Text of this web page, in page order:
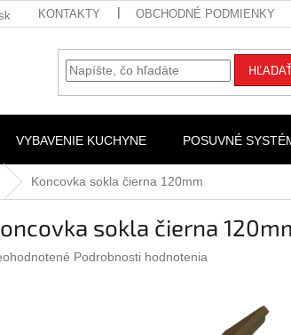
KONTAKTY OBCHODNÉ PODMIENKY
VYBAVENIE KUCHYNE POSUVNÉ
Koncovka sokla čierna 120mm
sokla čierna
Podrobnosti hodnotenia